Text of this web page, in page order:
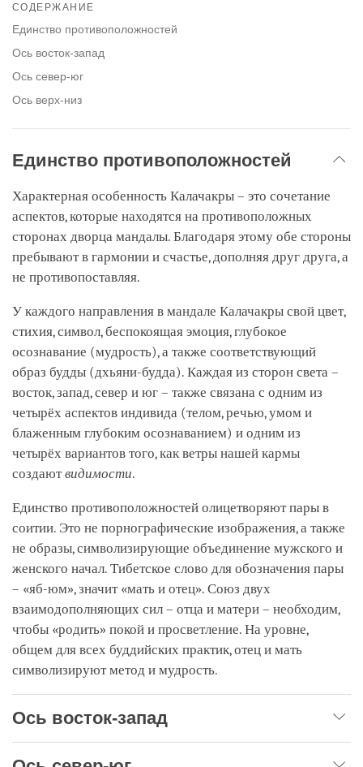
facebook
СОДЕРЖАНИЕ
Единство противоположностей
Ось восток-запад
Ось север-юг
Ось верх-низ
Единство противоположностей
Характерная особенность Калачакры – это сочетание
аспектов, которые находятся на противоположных
сторонах дворца мандалы. Благодаря этому обе стороны
пребывают в гармонии и счастье, дополняя друг друга, а
не противопоставляя.
У каждого направления в мандале Калачакры свой цвет,
стихия, символ, беспокоящая эмоция, глубокое
осознавание (мудрость), а также соответствующий
образ будды (дхьяни-будда). Каждая из сторон света –
восток, запад, север и юг – также связана с одним из
четырёх аспектов индивида (телом, речью, умом и
блаженным глубоким осознаванием) и одним из
четырёх вариантов того, как ветры нашей кармы
создаютвидимости.
Единство противоположностей олицетворяют пары в
соитии. Это не порнографические изображения, а также
не образы, символизирующие объединение мужского и
женского начал. Тибетское слово для обозначения пары
– «яб-юм», значит «мать и отец». Союз двух
взаимодополняющих сил – отца и матери – необходим,
чтобы «родить» покой и просветление. На уровне,
общем для всех буддийских практик, отец и мать
символизируют метод и мудрость.
Ось восток-запад